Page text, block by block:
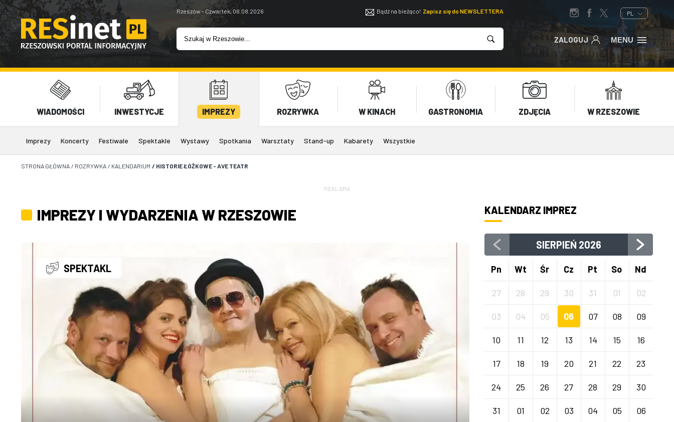
Rzeszów - Czwartek, 06.08.2026 Bądź na bieżąco! Zapisz się do NEWSLETTERA PL
ZALOGUJ MENU
WIADOMOŚCI INWESTYCJE IMPREZY ROZRYWKA W KINACH GASTRONOMIA ZDJĘCIA W RZESZOWIE
Imprezy Koncerty Festiwale Spektakle Wystawy Spotkania Warsztaty Stand-up Kabarety Wszystkie
STRONA GŁÓWNA / ROZRYWKA / KALENDARIUM / HISTORIE ŁÓŻKOWE - AVE TEATR
REKLAMA
IMPREZY I WYDARZENIA W RZESZOWIE
SPEKTAKL
KALENDARZ IMPREZ
SIERPIEŃ 2026
Pn Wt Śr Cz Pt So Nd
27 28 29 30 31 01 02
03 04 05 06 07 08 09
10 11 12 13 14 15 16
17 18 19 20 21 22 23
24 25 26 27 28 29 30
31 01 02 03 04 05 06